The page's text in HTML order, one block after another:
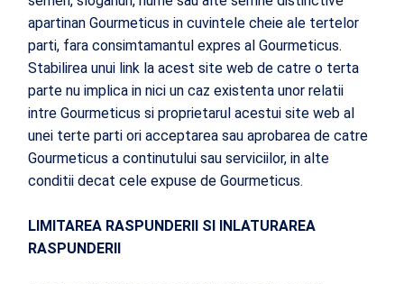
apartinan Gourmeticus in cuvintele cheie ale tertelor
parti, fara consimtamantul expres al Gourmeticus.
Stabilirea unui link la acest site web de catre o terta
parte nu implica in nici un caz existenta unor relatii
intre Gourmeticus si proprietarul acestui site web al
unei terte parti ori acceptarea sau aprobarea de catre
Gourmeticus a continutului sau serviciilor, in alte
conditii decat cele expuse de Gourmeticus.
LIMITAREA RASPUNDERII SI INLATURAREA
RASPUNDERII